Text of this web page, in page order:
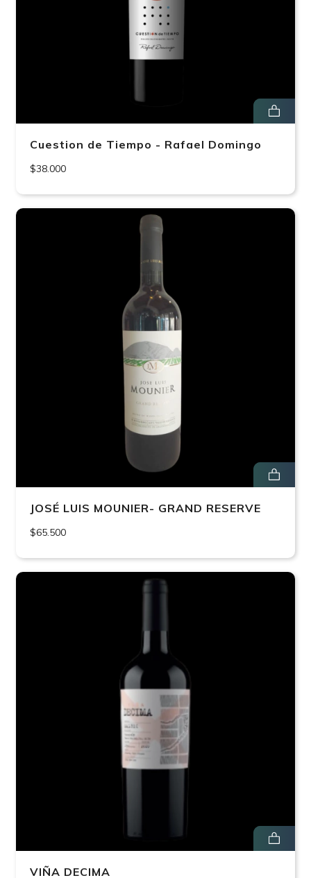
Cuestion de Tiempo - Rafael Domingo
$38.000
JOSÉ LUIS MOUNIER- GRAND RESERVE
$65.500
VIÑA DECIMA